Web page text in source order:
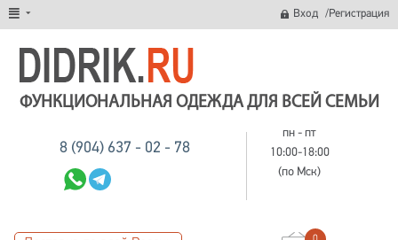
Вход /Регистрация
ФУНКЦИОНАЛЬНАЯ ОДЕЖДА ДЛЯ ВСЕЙ СЕМЬИ
8 (904) 637 - 02 - 78
пн - пт
10:00-18:00
(по Мск)